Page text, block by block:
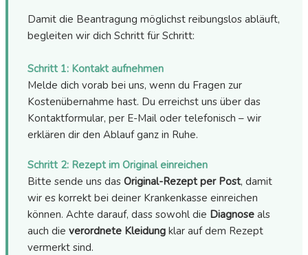
Damit die Beantragung möglichst reibungslos abläuft,
begleiten wir dich Schritt für Schritt:
Schritt 1: Kontakt aufnehmen
Melde dich vorab bei uns, wenn du Fragen zur
Kostenübernahme hast. Du erreichst uns über das
Kontaktformular, per E-Mail oder telefonisch – wir
erklären dir den Ablauf ganz in Ruhe.
Schritt 2: Rezept im Original einreichen
Bitte sende uns das Original-Rezept per Post, damit
wir es korrekt bei deiner Krankenkasse einreichen
können. Achte darauf, dass sowohl die Diagnose als
auch die verordnete Kleidung klar auf dem Rezept
vermerkt sind.